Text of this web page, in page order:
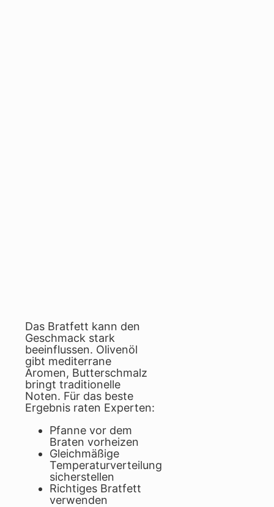
Das Bratfett kann den
Geschmack stark
beeinflussen. Olivenöl
gibt mediterrane
Aromen, Butterschmalz
bringt traditionelle
Noten. Für das beste
Ergebnis raten Experten:
Pfanne vor dem
Braten vorheizen
Gleichmäßige
Temperaturverteilung
sicherstellen
Richtiges Bratfett
verwenden